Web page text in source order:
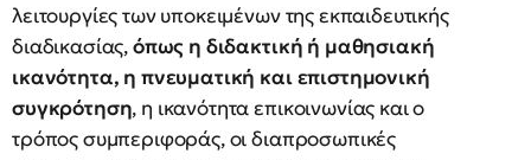
λειτουργίες των υποκειμένων της εκπαιδευτικής
διαδικασίας,όπως η διδακτική ή μαθησιακή
ικανότητα, η πνευματική και επιστημονική
συγκρότηση, η ικανότητα επικοινωνίας και ο
τρόπος συμπεριφοράς, οι διαπροσωπικές